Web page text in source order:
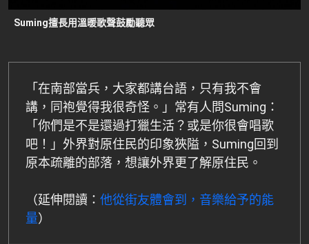
Suming擅長用溫暖歌聲鼓勵聽眾
「在南部當兵，大家都講台語，只有我不會
講，同袍覺得我很奇怪。」常有人問Suming：
「你們是不是還過打獵生活？或是你很會唱歌
吧！」外界對原住民的印象狹隘，Suming回到
原本疏離的部落，想讓外界更了解原住民。
（延伸閱讀： 他從街友體會到，音樂給予的能
量）